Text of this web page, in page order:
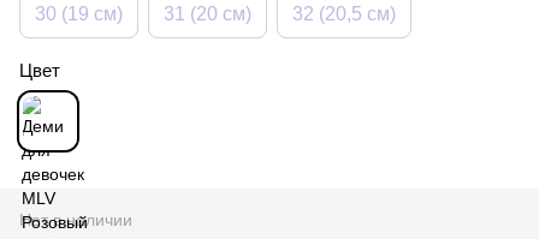
30 (19 см) 31 (20 см) 32 (20,5 см)
Цвет
Нет в наличии